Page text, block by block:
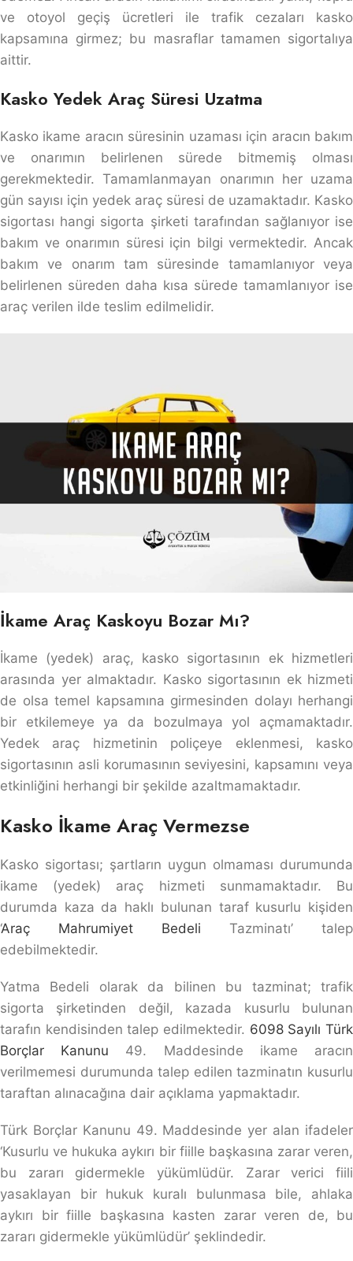
ve otoyol geçiş ücretleri ile trafik cezaları kasko
kapsamına girmez; bu masraflar tamamen sigortalıya
aittir.
Kasko Yedek Araç Süresi Uzatma
Kasko ikame aracın süresinin uzaması için aracın bakım
ve onarımın belirlenen sürede bitmemiş olması
gerekmektedir. Tamamlanmayan onarımın her uzama
gün sayısı için yedek araç süresi de uzamaktadır. Kasko
sigortası hangi sigorta şirketi tarafından sağlanıyor ise
bakım ve onarımın süresi için bilgi vermektedir. Ancak
bakım ve onarım tam süresinde tamamlanıyor veya
belirlenen süreden daha kısa sürede tamamlanıyor ise
araç verilen ilde teslim edilmelidir.
İkame Araç Kaskoyu Bozar Mı?
İkame (yedek) araç, kasko sigortasının ek hizmetleri
arasında yer almaktadır. Kasko sigortasının ek hizmeti
de olsa temel kapsamına girmesinden dolayı herhangi
bir etkilemeye ya da bozulmaya yol açmamaktadır.
Yedek araç hizmetinin poliçeye eklenmesi, kasko
sigortasının asli korumasının seviyesini, kapsamını veya
etkinliğini herhangi bir şekilde azaltmamaktadır.
Kasko İkame Araç Vermezse
Kasko sigortası; şartların uygun olmaması durumunda
ikame (yedek) araç hizmeti sunmamaktadır. Bu
durumda kaza da haklı bulunan taraf kusurlu kişiden
Araç Mahrumiyet Bedeli Tazminatı’ talep
edebilmektedir.
Yatma Bedeli olarak da bilinen bu tazminat; trafik
sigorta şirketinden değil, kazada kusurlu bulunan
tarafın kendisinden talep edilmektedir. 6098 Sayılı Türk
Borçlar Kanunu 49. Maddesinde ikame aracın
verilmemesi durumunda talep edilen tazminatın kusurlu
taraftan alınacağına dair açıklama yapmaktadır.
Türk Borçlar Kanunu 49. Maddesinde yer alan ifadeler
‘Kusurlu ve hukuka aykırı bir fiille başkasına zarar veren,
bu zararı gidermekle yükümlüdür. Zarar verici fiili
yasaklayan bir hukuk kuralı bulunmasa bile, ahlaka
aykırı bir fiille başkasına kasten zarar veren de, bu
zararı gidermekle yükümlüdür’ şeklindedir.